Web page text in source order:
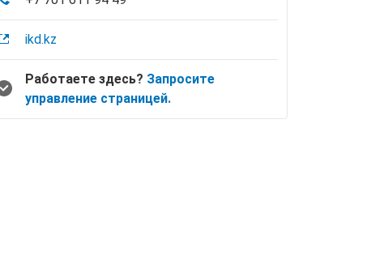
ikd.kz
Работаете здесь? Запросите
управление страницей.